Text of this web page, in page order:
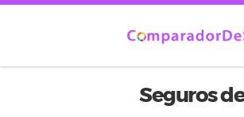
Seguros